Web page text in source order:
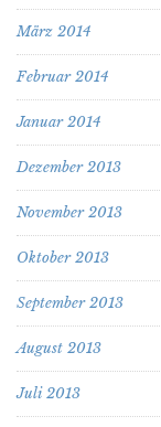
März 2014
Februar 2014
Januar 2014
Dezember 2013
November 2013
Oktober 2013
September 2013
August 2013
Juli 2013